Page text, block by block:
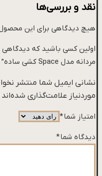
نقد و بررسی‌ها
هیچ دیدگاهی برای این
اولین کسی باشید که
مردانه مدل Space کشی ساده”
نشانی ایمیل شما منتشر
موردنیاز علامت‌گذاری شده‌اند
امتیاز شما*
دیدگاه شما*